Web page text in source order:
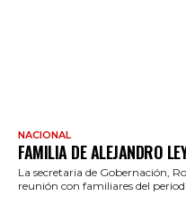
NACIONAL
FAMILIA DE ALEJANDRO
La secretaria de Gobernación,
reunión con familiares del